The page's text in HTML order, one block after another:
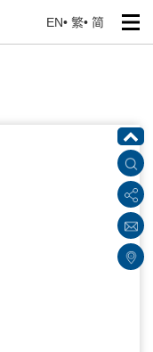
EN• 繁• 简